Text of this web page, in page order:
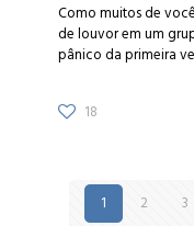
Como muitos de
de louvor em um
pânico da primeira
18
1 2 3